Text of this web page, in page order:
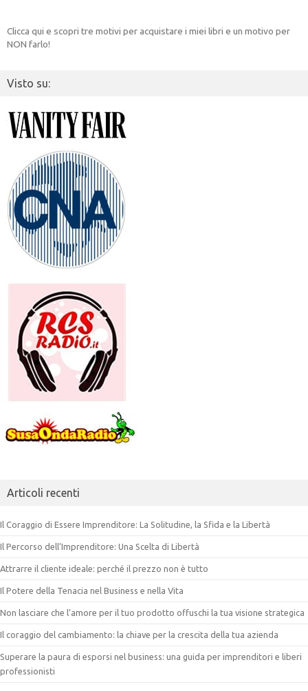
Clicca qui e scopri tre motivi per acquistare i miei libri e un motivo per
NON farlo!
Visto su:
Articoli recenti
Il Coraggio di Essere Imprenditore: La Solitudine, la Sfida e la Libertà
Il Percorso dell’Imprenditore: Una Scelta di Libertà
Attrarre il cliente ideale: perché il prezzo non è tutto
Il Potere della Tenacia nel Business e nella Vita
Non lasciare che l’amore per il tuo prodotto offuschi la tua visione strategica
Il coraggio del cambiamento: la chiave per la crescita della tua azienda
Superare la paura di esporsi nel business: una guida per imprenditori e liberi
professionisti